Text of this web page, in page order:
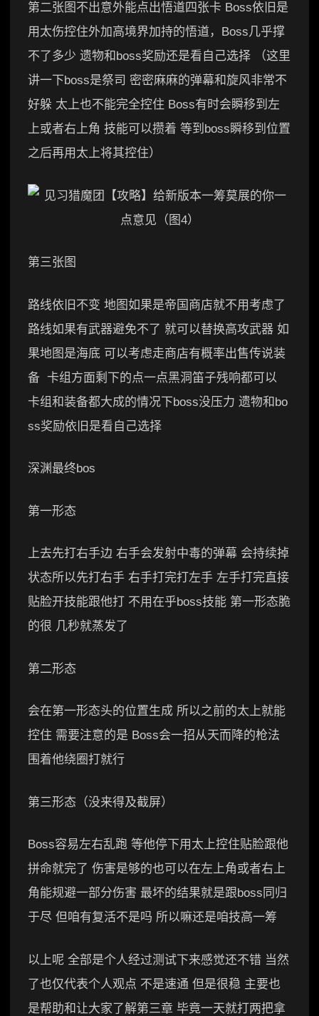
第二张图不出意外能点出悟道四张卡 Boss依旧是
用太伤控住外加高境界加持的悟道，Boss几乎撑
不了多少 遗物和boss奖励还是看自己选择 （这里
讲一下boss是祭司 密密麻麻的弹幕和旋风非常不
好躲 太上也不能完全控住 Boss有时会瞬移到左
上或者右上角 技能可以攒着 等到boss瞬移到位置
之后再用太上将其控住）
第三张图
路线依旧不变 地图如果是帝国商店就不用考虑了
路线如果有武器避免不了 就可以替换高攻武器 如
果地图是海底 可以考虑走商店有概率出售传说装
备 卡组方面剩下的点一点黑洞笛子残响都可以
卡组和装备都大成的情况下boss没压力 遗物和bo
ss奖励依旧是看自己选择
深渊最终bos
第一形态
上去先打右手边 右手会发射中毒的弹幕 会持续掉
状态所以先打右手 右手打完打左手 左手打完直接
贴脸开技能跟他打 不用在乎boss技能 第一形态脆
的很 几秒就蒸发了
第二形态
会在第一形态头的位置生成 所以之前的太上就能
控住 需要注意的是 Boss会一招从天而降的枪法
围着他绕圈打就行
第三形态（没来得及截屏）
Boss容易左右乱跑 等他停下用太上控住贴脸跟他
拼命就完了 伤害是够的也可以在左上角或者右上
角能规避一部分伤害 最坏的结果就是跟boss同归
于尽 但咱有复活不是吗 所以嘛还是咱技高一筹
以上呢 全部是个人经过测试下来感觉还不错 当然
了也仅代表个人观点 不是速通 但是很稳 主要也
是帮助和让大家了解第三章 毕竟一天就打两把拿